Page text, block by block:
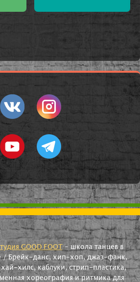
GOOD FOOT- школа танцев в
/ Брейк-данс, хип-хоп, джаз-фанк,
хилс, каблуки, стрип-пластика,
хореография и ритмика для